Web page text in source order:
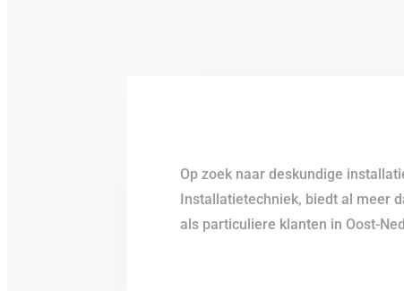
Op zoek naar deskundige
Installatietechniek, biedt al meer
als particuliere klanten in Oost-